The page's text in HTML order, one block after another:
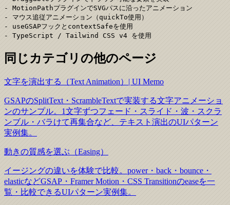
- MotionPathプラグインでSVGパスに沿ったアニメーション
- マウス追従アニメーション（quickTo使用）
- useGSAPフックとcontextSafeを使用
- TypeScript / Tailwind CSS v4 を使用
同じカテゴリの他のページ
文字を演出する（Text Animation）| UI Memo
GSAPのSplitText・ScrambleTextで実装する文字アニメーショ
ンのサンプル。1文字ずつフェード・スライド・波・スクラ
ンブル・バラけて再集合など、テキスト演出のUIパターン
実例集。
動きの質感を選ぶ（Easing）
イージングの違いを体験で比較。power・back・bounce・
elasticなどGSAP・Framer Motion・CSS Transitionのeaseを一
覧・比較できるUIパターン実例集。